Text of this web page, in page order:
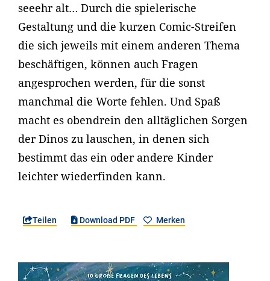
seeehr alt… Durch die spielerische
Gestaltung und die kurzen Comic-Streifen
die sich jeweils mit einem anderen Thema
beschäftigen, können auch Fragen
angesprochen werden, für die sonst
manchmal die Worte fehlen. Und Spaß
macht es obendrein den alltäglichen Sorgen
der Dinos zu lauschen, in denen sich
bestimmt das ein oder andere Kinder
leichter wiederfinden kann.
Teilen Download PDF Merken